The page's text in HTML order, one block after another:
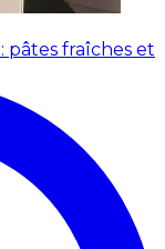
pâtes fraîches et